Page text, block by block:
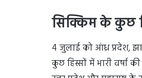
सिक्किम के कुछ
4 जुलाई को आंध्र प्रदेश,
कुछ हिस्सों में भारी वर्षा